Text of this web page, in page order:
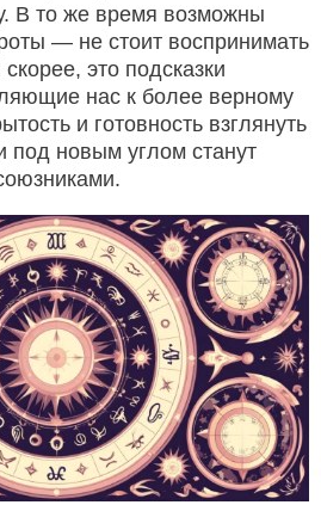
В то же время возможны
— не стоит воспринимать
это подсказки
нас к более верному
и готовность взглянуть
новым углом станут